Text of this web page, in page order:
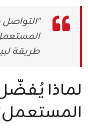
"التواصل
طريقة
لماذا